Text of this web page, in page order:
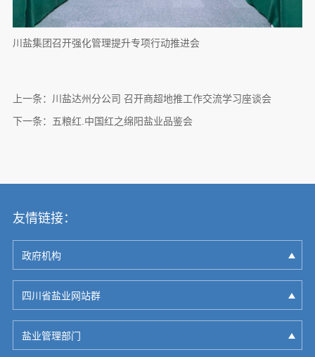
川盐集团召开强化管理提升专项行动推进会
上一条： 川盐达州分公司 召开商超地推工作交流学习座谈会
下一条： 五粮红.中国红之绵阳盐业品鉴会
友情链接：
政府机构
四川省盐业网站群
盐业管理部门